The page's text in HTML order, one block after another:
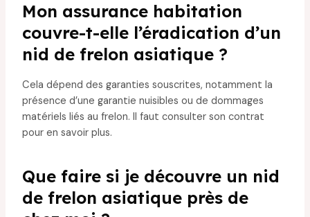
Mon assurance habitation
couvre-t-elle l’éradication d’un
nid de frelon asiatique ?
Cela dépend des garanties souscrites, notamment la
présence d’une garantie nuisibles ou de dommages
matériels liés au frelon. Il faut consulter son contrat
pour en savoir plus.
Que faire si je découvre un nid
de frelon asiatique près de